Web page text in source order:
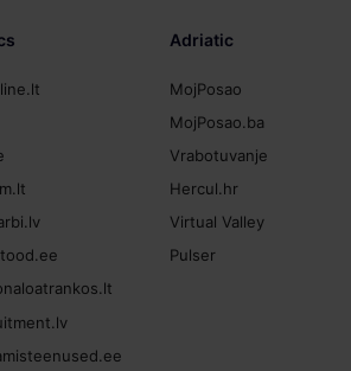
Adriatic
MojPosao
MojPosao.ba
Vrabotuvanje
Hercul.hr
Virtual Valley
Pulser